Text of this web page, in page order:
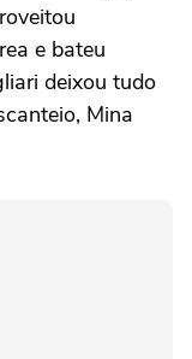
e bateu
deixou tudo
Mina